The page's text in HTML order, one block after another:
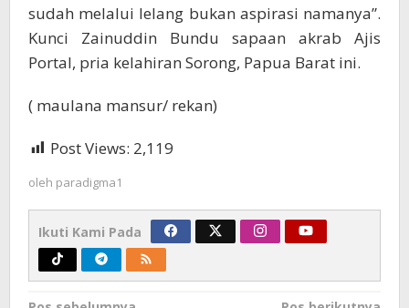
sudah melalui lelang bukan aspirasi namanya”.
Kunci Zainuddin Bundu sapaan akrab Ajis
Portal, pria kelahiran Sorong, Papua Barat ini.
( maulana mansur/ rekan)
Post Views: 2,119
oleh paradigma1
Ikuti Kami Pada